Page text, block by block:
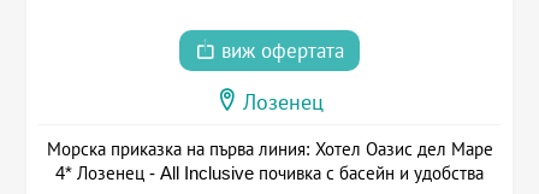
виж офертата
Лозенец
Морска приказка на първа линия: Хотел Оазис дел Маре
4* Лозенец - All Inclusive почивка с басейн и удобства